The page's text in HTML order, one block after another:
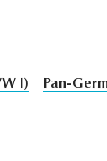
I) Pan-